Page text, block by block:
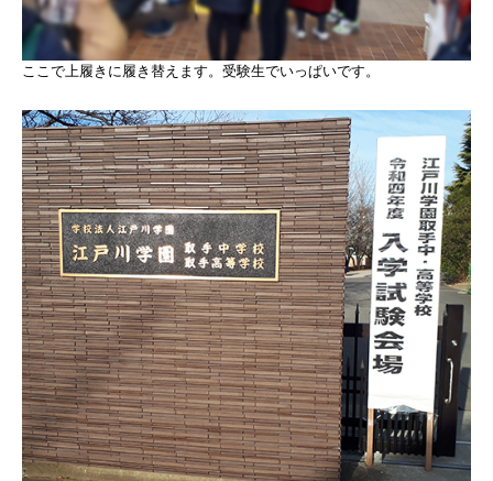
ここで上履きに履き替えます。受験生でいっぱいです。